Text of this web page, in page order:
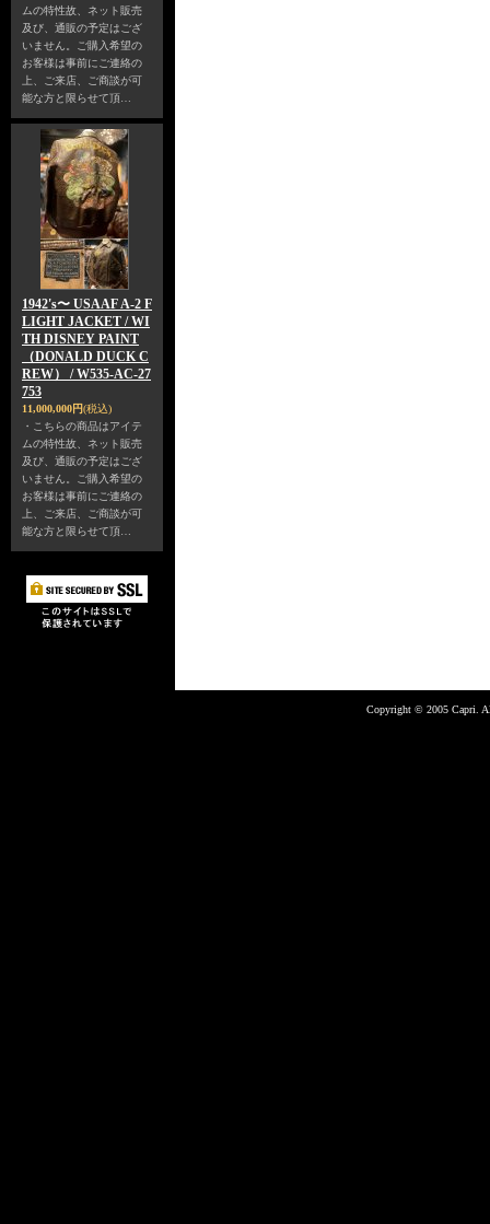
ムの特性故、ネット販売
及び、通販の予定はござ
いません。ご購入希望の
お客様は事前にご連絡の
上、ご来店、ご商談が可
能な方と限らせて頂…
1942's〜 USAAF A-2 F
LIGHT JACKET / WI
TH DISNEY PAINT
（DONALD DUCK C
REW） / W535-AC-27
753
11,000,000円(税込)
・こちらの商品はアイテ
ムの特性故、ネット販売
及び、通販の予定はござ
いません。ご購入希望の
お客様は事前にご連絡の
上、ご来店、ご商談が可
能な方と限らせて頂…
Copyright © 2005 Capri.